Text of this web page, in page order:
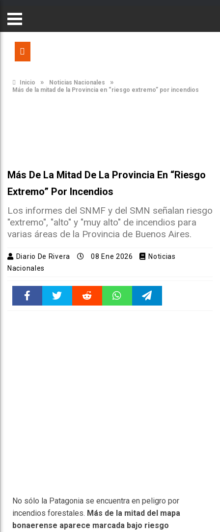
Inicio » Noticias Nacionales »
Más de la mitad de la Provincia en “riesgo extremo” por incendios
Más De La Mitad De La Provincia En “riesgo
Extremo” Por Incendios
Los informes del SNMF y del SMN señalan riesgo
"extremo", "alto" y "muy alto" de incendios para
varias áreas de la Provincia de Buenos Aires.
Diario De Rivera 08 Ene 2026
Noticias
Nacionales
No sólo la Patagonia se encuentra en peligro por
incendios forestales. Más de la mitad del mapa
bonaerense aparece marcada bajo riesgo